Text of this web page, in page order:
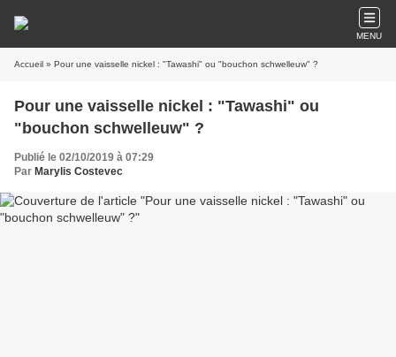
MENU
Accueil » Pour une vaisselle nickel : "Tawashi" ou "bouchon schwelleuw" ?
Pour une vaisselle nickel : "Tawashi" ou
"bouchon schwelleuw" ?
Publié le 02/10/2019 à 07:29
Par Marylis Costevec